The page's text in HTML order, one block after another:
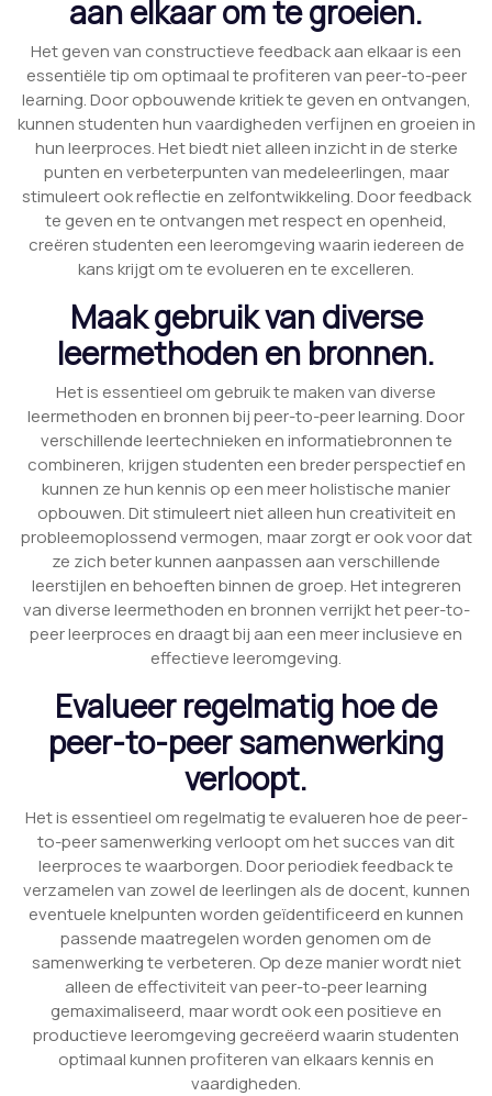
aan elkaar om te groeien.
Het geven van constructieve feedback aan elkaar is een
essentiële tip om optimaal te profiteren van peer-to-peer
learning. Door opbouwende kritiek te geven en ontvangen,
kunnen studenten hun vaardigheden verfijnen en groeien in
hun leerproces. Het biedt niet alleen inzicht in de sterke
punten en verbeterpunten van medeleerlingen, maar
stimuleert ook reflectie en zelfontwikkeling. Door feedback
te geven en te ontvangen met respect en openheid,
creëren studenten een leeromgeving waarin iedereen de
kans krijgt om te evolueren en te excelleren.
Maak gebruik van diverse
leermethoden en bronnen.
Het is essentieel om gebruik te maken van diverse
leermethoden en bronnen bij peer-to-peer learning. Door
verschillende leertechnieken en informatiebronnen te
combineren, krijgen studenten een breder perspectief en
kunnen ze hun kennis op een meer holistische manier
opbouwen. Dit stimuleert niet alleen hun creativiteit en
probleemoplossend vermogen, maar zorgt er ook voor dat
ze zich beter kunnen aanpassen aan verschillende
leerstijlen en behoeften binnen de groep. Het integreren
van diverse leermethoden en bronnen verrijkt het peer-to-
peer leerproces en draagt bij aan een meer inclusieve en
effectieve leeromgeving.
Evalueer regelmatig hoe de
peer-to-peer samenwerking
verloopt.
Het is essentieel om regelmatig te evalueren hoe de peer-
to-peer samenwerking verloopt om het succes van dit
leerproces te waarborgen. Door periodiek feedback te
verzamelen van zowel de leerlingen als de docent, kunnen
eventuele knelpunten worden geïdentificeerd en kunnen
passende maatregelen worden genomen om de
samenwerking te verbeteren. Op deze manier wordt niet
alleen de effectiviteit van peer-to-peer learning
gemaximaliseerd, maar wordt ook een positieve en
productieve leeromgeving gecreëerd waarin studenten
optimaal kunnen profiteren van elkaars kennis en
vaardigheden.